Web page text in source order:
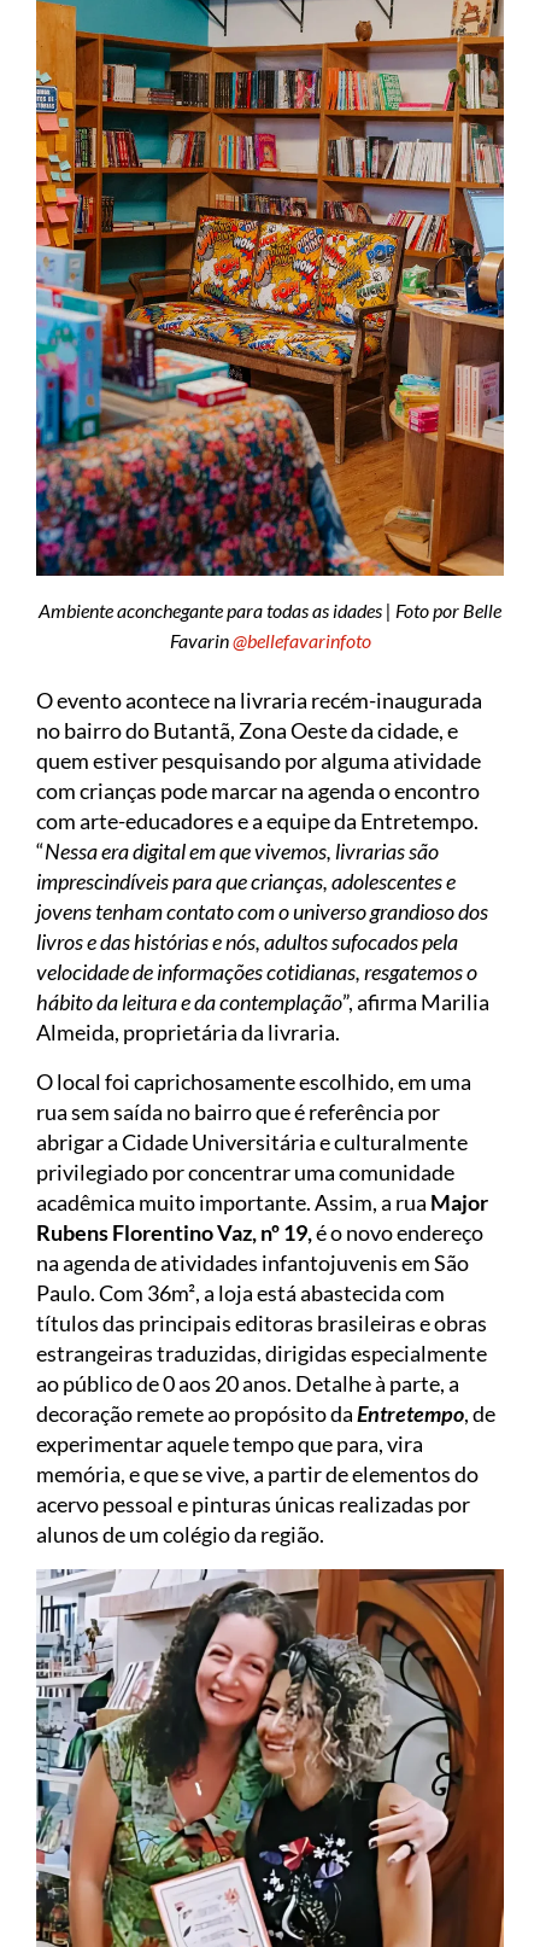
Ambiente aconchegante para todas as idades | Foto por Belle
Favarin@bellefavarinfoto
O evento acontece na livraria recém-inaugurada
no bairro do Butantã, Zona Oeste da cidade, e
quem estiver pesquisando por alguma atividade
com crianças pode marcar na agenda o encontro
com arte-educadores e a equipe da Entretempo.
“Nessa era digital em que vivemos, livrarias são
imprescindíveis para que crianças, adolescentes e
jovens tenham contato com o universo grandioso dos
livros e das histórias e nós, adultos sufocados pela
velocidade de informações cotidianas, resgatemos o
hábito da leitura e da contemplação”, afirma Marilia
Almeida, proprietária da livraria.
O local foi caprichosamente escolhido, em uma
rua sem saída no bairro que é referência por
abrigar a Cidade Universitária e culturalmente
privilegiado por concentrar uma comunidade
acadêmica muito importante. Assim, a rua Major
Rubens Florentino Vaz, nº 19,é o novo endereço
na agenda de atividades infantojuvenis em São
Paulo. Com 36m², a loja está abastecida com
títulos das principais editoras brasileiras e obras
estrangeiras traduzidas, dirigidas especialmente
ao público de 0 aos 20 anos. Detalhe à parte, a
decoração remete ao propósito daEntretempo, de
experimentar aquele tempo que para, vira
memória, e que se vive, a partir de elementos do
acervo pessoal e pinturas únicas realizadas por
alunos de um colégio da região.